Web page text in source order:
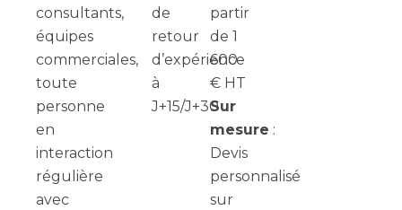
consultants,
équipes
commerciales,
toute
personne
en
interaction
régulière
avec
de
retour
d’expérience
à
J+15/J+30
partir
de 1
600
€ HT
Sur
mesure :
Devis
personnalisé
sur